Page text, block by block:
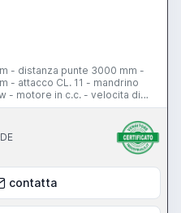
- distanza punte 3000 mm -
- attacco CL. 11 - mandrino
- motore in c.c. - velocita di
passaggio barra 155 mm -
- attacco contropunta c.m. 6 -
MACCHINA
contatta